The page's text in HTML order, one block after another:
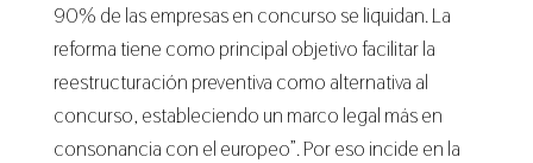
90% de las empresas en concurso se liquidan. La
reforma tiene como principal objetivo facilitar la
reestructuración preventiva como alternativa al
concurso, estableciendo un marco legal más en
consonancia con el europeo”. Por eso incide en la